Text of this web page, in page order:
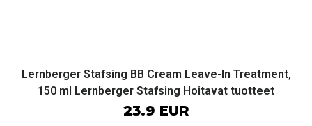
Lernberger Stafsing BB Cream Leave-In Treatment,
150 ml Lernberger Stafsing Hoitavat tuotteet
23.9 EUR